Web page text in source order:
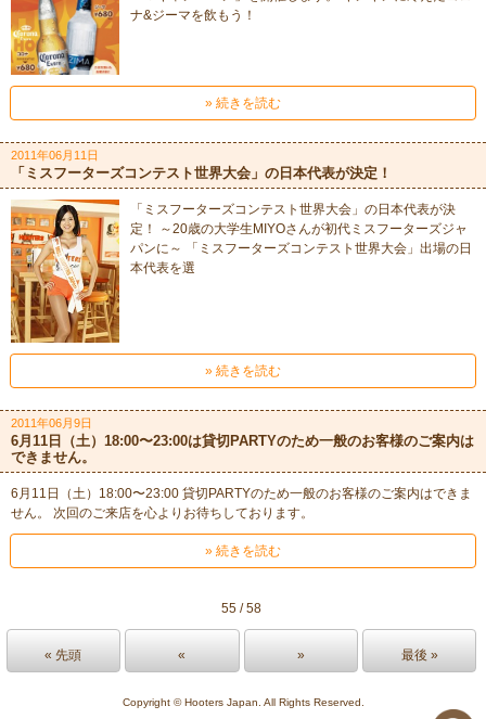
ナ&ジーマを飲もう！
» 続きを読む
2011年06月11日
「ミスフーターズコンテスト世界大会」の日本代表が決定！
「ミスフーターズコンテスト世界大会」の日本代表が決
定！ ～20歳の大学生MIYOさんが初代ミスフーターズジャ
パンに～ 「ミスフーターズコンテスト世界大会」出場の日
本代表を選
» 続きを読む
2011年06月9日
6月11日（土）18:00〜23:00は貸切PARTYのため一般のお客様のご案内は
できません。
6月11日（土）18:00〜23:00 貸切PARTYのため一般のお客様のご案内はできま
せん。 次回のご来店を心よりお待ちしております。
» 続きを読む
55 / 58
« 先頭 « » 最後 »
Copyright © Hooters Japan. All Rights Reserved.